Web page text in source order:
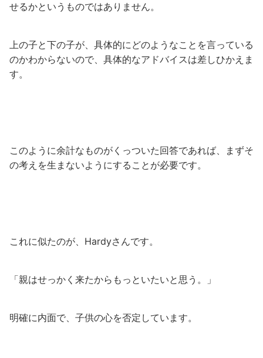
せるかというものではありません。
上の子と下の子が、具体的にどのようなことを言っている
のかわからないので、具体的なアドバイスは差しひかえま
す。
このように余計なものがくっついた回答であれば、まずそ
の考えを生まないようにすることが必要です。
これに似たのが、Hardyさんです。
「親はせっかく来たからもっといたいと思う。」
明確に内面で、子供の心を否定しています。